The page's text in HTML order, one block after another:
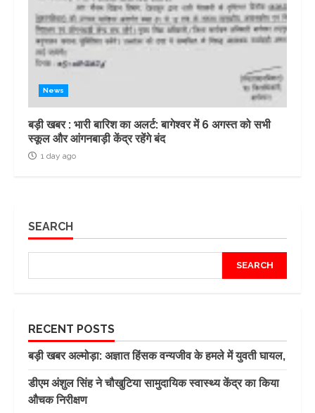
News
बड़ी खबर : भारी बारिश का अलर्ट: बागेश्वर में 6 अगस्त को सभी
स्कूल और आंगनबाड़ी केंद्र रहेंगे बंद
1 day ago
SEARCH
SEARCH
RECENT POSTS
बड़ी खबर अल्मोड़ा: अज्ञात हिंसक वन्यजीव के हमले में युवती घायल,
डीएम अंशुल सिंह ने चौखुटिया सामुदायिक स्वास्थ्य केंद्र का किया
औचक निरीक्षण